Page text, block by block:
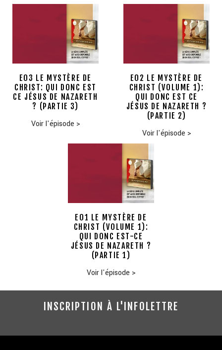
E03 LE MYSTÈRE DE
CHRIST: QUI DONC EST
CE JÉSUS DE NAZARETH
? (PARTIE 3)
Voir l'épisode >
E02 LE MYSTÈRE DE
CHRIST (VOLUME 1):
QUI DONC EST CE
JÉSUS DE NAZARETH ?
(PARTIE 2)
Voir l'épisode >
E01 LE MYSTÈRE DE
CHRIST (VOLUME 1):
QUI DONC EST-CE
JÉSUS DE NAZARETH ?
(PARTIE 1)
Voir l'épisode >
INSCRIPTION À L'INFOLETTRE